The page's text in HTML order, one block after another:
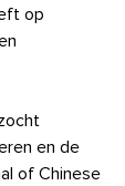
op
en de
of Chinese